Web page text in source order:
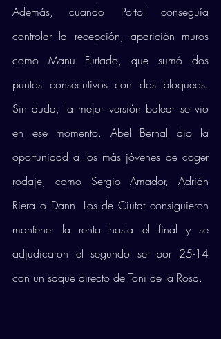
Además, cuando Portol conseguía
controlar la recepción, aparición muros
como Manu Furtado, que sumó dos
puntos consecutivos con dos bloqueos.
Sin duda, la mejor versión balear se vio
en ese momento. Abel Bernal dio la
oportunidad a los más jóvenes de coger
rodaje, como Sergio Amador, Adrián
Riera o Dann. Los de Ciutat consiguieron
mantener la renta hasta el final y se
adjudicaron el segundo set por 25-14
con un saque directo de Toni de la Rosa.